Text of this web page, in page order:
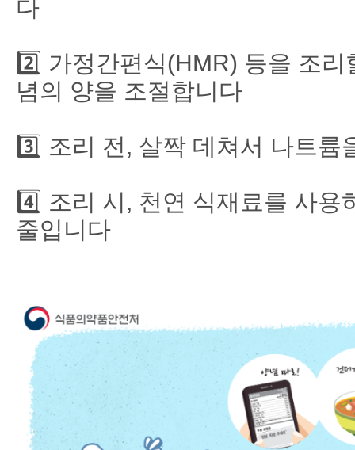
다
2️⃣ 가정간편식(HMR) 등을 조
념의 양을 조절합니다
3️⃣ 조리 전, 살짝 데쳐서 나트륨
4️⃣ 조리 시, 천연 식재료를 사용
줄입니다